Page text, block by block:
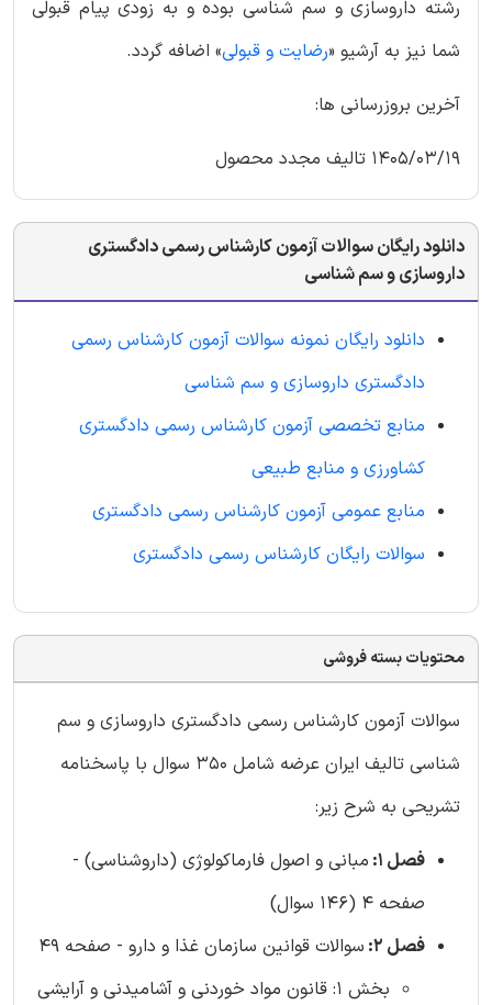
رشته داروسازی و سم شناسی بوده و به زودی پیام قبولی
شما نیز به آرشیو «رضایت و قبولی» اضافه گردد.
آخرین بروزرسانی ها:
1405/03/19 تالیف مجدد محصول
دانلود رایگان سوالات آزمون کارشناس رسمی دادگستری
داروسازی و سم شناسی
دانلود رایگان نمونه سوالات آزمون کارشناس رسمی
دادگستری داروسازی و سم شناسی
منابع تخصصی آزمون کارشناس رسمی دادگستری
کشاورزی و منابع طبیعی
منابع عمومی آزمون کارشناس رسمی دادگستری
سوالات رایگان کارشناس رسمی دادگستری
محتویات بسته فروشی
سوالات آزمون کارشناس رسمی دادگستری داروسازی و سم
شناسی تالیف ایران عرضه شامل 350 سوال با پاسخنامه
تشریحی به شرح زیر:
فصل 1:
مبانی و اصول فارماکولوژی (داروشناسی) -
صفحه 4 (146 سوال)
فصل 2:
سوالات قوانین سازمان غذا و دارو - صفحه 49
بخش 1: قانون مواد خوردنی و آشامیدنی و آرایشی